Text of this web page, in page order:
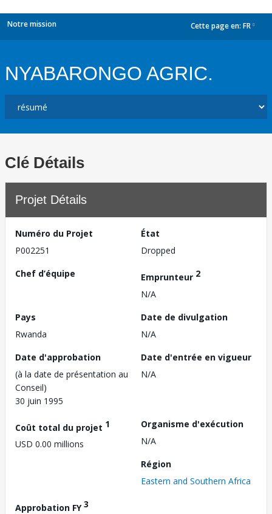
Notre mission Cette page en: FR
NYABARONGO AGRIC.
Clé Détails
Projet Détails
Numéro du Projet
P002251
État
Dropped
Chef d’équipe
Emprunteur 2
N/A
Pays
Rwanda
Date de divulgation
N/A
Date d'approbation
(à la date de présentation au
Conseil)
30 juin 1995
Date d'entrée en vigueur
N/A
Coût total du projet 1
USD 0.00 millions
Organisme d'exécution
N/A
Région
Eastern and Southern Africa
Approbation FY3